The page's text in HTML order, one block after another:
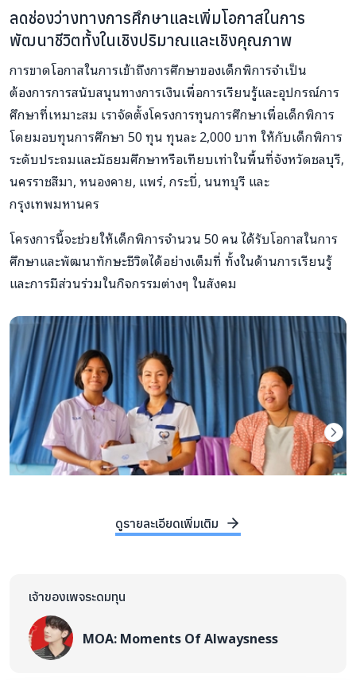
ลดช่องว่างทางการศึกษาและเพิ่มโอกาสในการ
พัฒนาชีวิตทั้งในเชิงปริมาณและเชิงคุณภาพ
การขาดโอกาสในการเข้าถึงการศึกษาของเด็กพิการจำเป็น
ต้องการการสนับสนุนทางการเงินเพื่อการเรียนรู้และอุปกรณ์การ
ศึกษาที่เหมาะสม เราจัดตั้งโครงการทุนการศึกษาเพื่อเด็กพิการ
โดยมอบทุนการศึกษา 50 ทุน ทุนละ 2,000 บาท ให้กับเด็กพิการ
ระดับประถมและมัธยมศึกษาหรือเทียบเท่าในพื้นที่จังหวัดชลบุรี,
นครราชสีมา, หนองคาย, แพร่, กระบี่, นนทบุรี และ
กรุงเทพมหานคร
โครงการนี้จะช่วยให้เด็กพิการจำนวน 50 คน ได้รับโอกาสในการ
ศึกษาและพัฒนาทักษะชีวิตได้อย่างเต็มที่ ทั้งในด้านการเรียนรู้
และการมีส่วนร่วมในกิจกรรมต่างๆ ในสังคม
ดูรายละเอียดเพิ่มเติม
เจ้าของเพจระดมทุน
MOA: Moments Of Alwaysness